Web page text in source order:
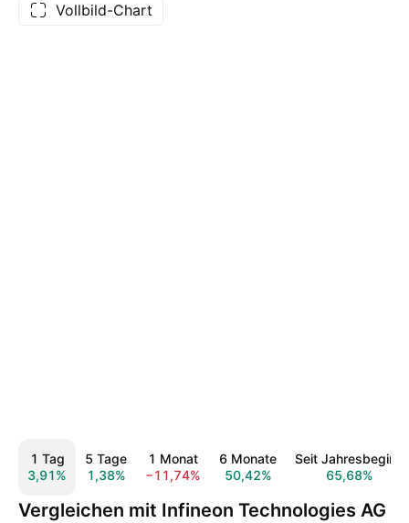
Vollbild-Chart
1 Tag
3,91%
5 Tage
1,38%
1 Monat
−11,74%
6 Monate
50,42%
Seit Jahresbeginn
65,68%
Vergleichen mit Infineon Technologies AG